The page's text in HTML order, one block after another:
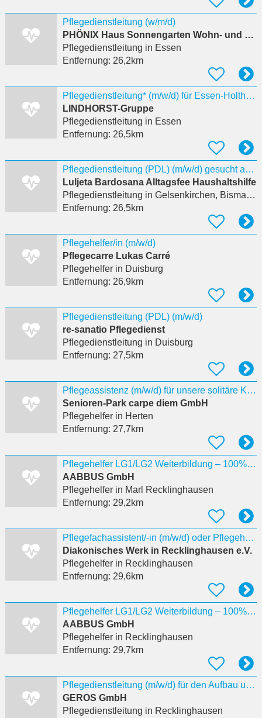
Pflegedienstleitung (w/m/d)
PHÖNIX Haus Sonnengarten Wohn- und Pflegezentrum GmbH
Pflegedienstleitung in Essen
Entfernung: 26,2km
Pflegedienstleitung* (m/w/d) für Essen-Holthausen
LINDHORST-Gruppe
Pflegedienstleitung in Essen
Entfernung: 26,5km
Pflegedienstleitung (PDL) (m/w/d) gesucht ambulanter Pflegedienst
Luljeta Bardosana Alltagsfee Haushaltshilfe
Pflegedienstleitung in Gelsenkirchen, Bismarck
Entfernung: 26,5km
Pflegehelfer/in (m/w/d)
Pflegecarre Lukas Carré
Pflegehelferin Duisburg
Entfernung: 26,9km
Pflegedienstleitung (PDL) (m/w/d)
re-sanatio Pflegedienst
Pflegedienstleitung in Duisburg
Entfernung: 27,5km
Pflegeassistenz (m/w/d) für unsere solitäre Kurzzeitpflege
Senioren-Park carpe diem GmbH
Pflegehelferin Herten
Entfernung: 27,7km
Pflegehelfer LG1/LG2 Weiterbildung – 100% förderfähig Marl
AABBUS GmbH
Pflegehelferin Marl Recklinghausen
Entfernung: 29,2km
Pflegefachassistent/-in (m/w/d) oder Pflegehelfer/-in mit LG 1 und 2 Fortbildung (m/w/d)
Diakonisches Werk in Recklinghausen e.V.
Pflegehelferin Recklinghausen
Entfernung: 29,6km
Pflegehelfer LG1/LG2 Weiterbildung – 100% förderfähig Recklingha.
AABBUS GmbH
Pflegehelferin Recklinghausen
Entfernung: 29,7km
Pflegedienstleitung (m/w/d) für den Aufbau unseres ambulanten Pflegedienstes
GEROS GmbH
Pflegedienstleitung in Recklinghausen